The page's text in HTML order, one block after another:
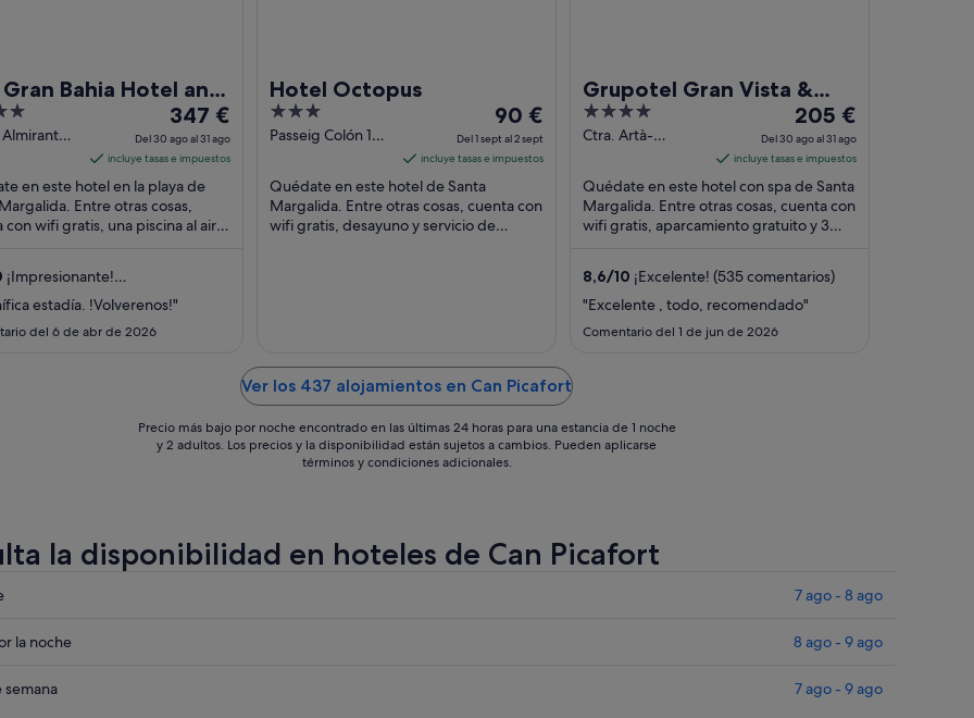
Gran Bahia Hotel and
El
precio
es
de
347 €
por
30
347 €
Del 30 ago al 31 ago
incluye tasas e impuestos
en este hotel en la playa de
Entre otras cosas,
con wifi gratis, una piscina al aire
¡Impresionante!
estadía. !Volverenos!"
del 6 de abr de 2026
Hotel Octopus
3
out
5
Passeig Colón 108
El
precio
es
90 €
por
2
sept
90 €
Del 1 sept al 2 sept
incluye tasas e impuestos
Quédate en este hotel de Santa
Margalida. Entre otras cosas, cuenta con
wifi gratis, desayuno y servicio de
Grupotel Gran Vista &
SPA
4
out
5
Ctra. Artà-
Mallorca
El
precio
es
de
205 €
por
del
30
205 €
Del 30 ago al 31 ago
incluye tasas e impuestos
Quédate en este hotel con spa de Santa
Margalida. Entre otras cosas, cuenta con
wifi gratis, aparcamiento gratuito y 3
8,6/10 ¡Excelente! (535 comentarios)
"Excelente , todo, recomendado"
Comentario del 1 de jun de 2026
Ver los 437 alojamientos en Can Picafort
Precio más bajo por noche encontrado en las últimas 24 horas para una estancia de 1 noche
y 2 adultos. Los precios y la disponibilidad están sujetos a cambios. Pueden aplicarse
términos y condiciones adicionales.
la disponibilidad en hoteles de Can Picafort
7 ago - 8 ago
la noche 8 ago - 9 ago
semana 7 ago - 9 ago